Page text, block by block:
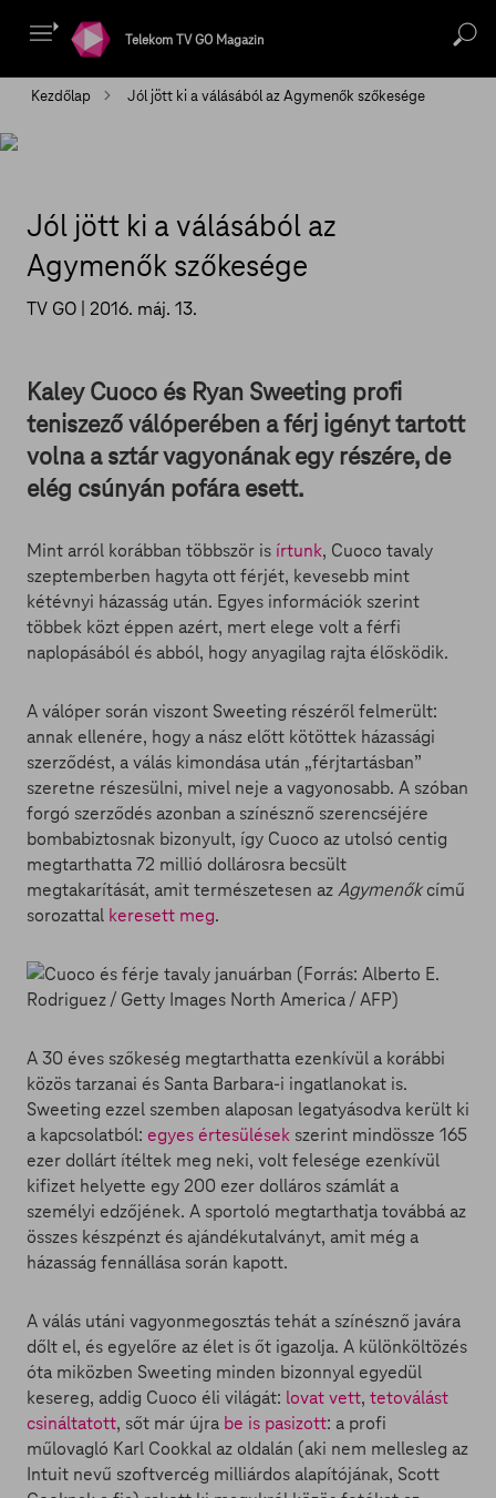
Telekom TV GO Magazin
Kezdőlap Jól jött ki a válásából az Agymenők szőkesége
Jól jött ki a válásából az
Agymenők szőkesége
TV GO | 2016. máj. 13.
Kaley Cuoco és Ryan Sweeting profi
teniszező válóperében a férj igényt tartott
volna a sztár vagyonának egy részére, de
elég csúnyán pofára esett.
Mint arról korábban többször is írtunk, Cuoco tavaly
szeptemberben hagyta ott férjét, kevesebb mint
kétévnyi házasság után. Egyes információk szerint
többek közt éppen azért, mert elege volt a férfi
naplopásából és abból, hogy anyagilag rajta élősködik.
A válóper során viszont Sweeting részéről felmerült:
annak ellenére, hogy a nász előtt kötöttek házassági
szerződést, a válás kimondása után „férjtartásban”
szeretne részesülni, mivel neje a vagyonosabb. A szóban
forgó szerződés azonban a színésznő szerencséjére
bombabiztosnak bizonyult, így Cuoco az utolsó centig
megtarthatta 72 millió dollárosra becsült
megtakarítását, amit természetesen azAgymenőkcímű
sorozattal keresett meg.
A 30 éves szőkeség megtarthatta ezenkívül a korábbi
közös tarzanai és Santa Barbara-i ingatlanokat is.
Sweeting ezzel szemben alaposan legatyásodva került ki
a kapcsolatból: egyes értesülések szerint mindössze 165
ezer dollárt ítéltek meg neki, volt felesége ezenkívül
kifizet helyette egy 200 ezer dolláros számlát a
személyi edzőjének. A sportoló megtarthatja továbbá az
összes készpénzt és ajándékutalványt, amit még a
házasság fennállása során kapott.
A válás utáni vagyonmegosztás tehát a színésznő javára
dőlt el, és egyelőre az élet is őt igazolja. A különköltözés
óta miközben Sweeting minden bizonnyal egyedül
kesereg, addig Cuoco éli világát: lovat vett, tetoválást
csináltatott, sőt már újra be is pasizott: a profi
műlovagló Karl Cookkal az oldalán (aki nem mellesleg az
Intuit nevű szoftvercég milliárdos alapítójának, Scott